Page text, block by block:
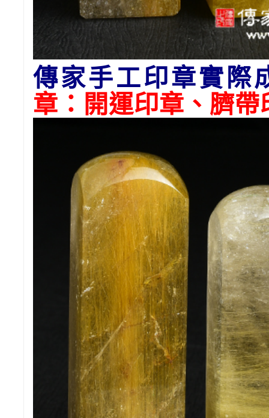
傳家手工印章實際
章：開運印章、臍帶